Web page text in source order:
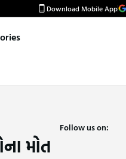
Download Mobile App
મોત
Follow us on: